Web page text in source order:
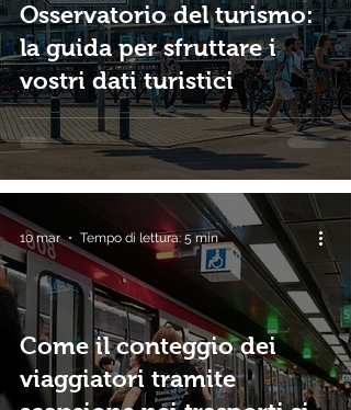
Osservatorio del turismo:
la guida per sfruttare i
vostri dati turistici
Come il conteggio dei
viaggiatori tramite
10 mar Tempo di lettura: 5 min